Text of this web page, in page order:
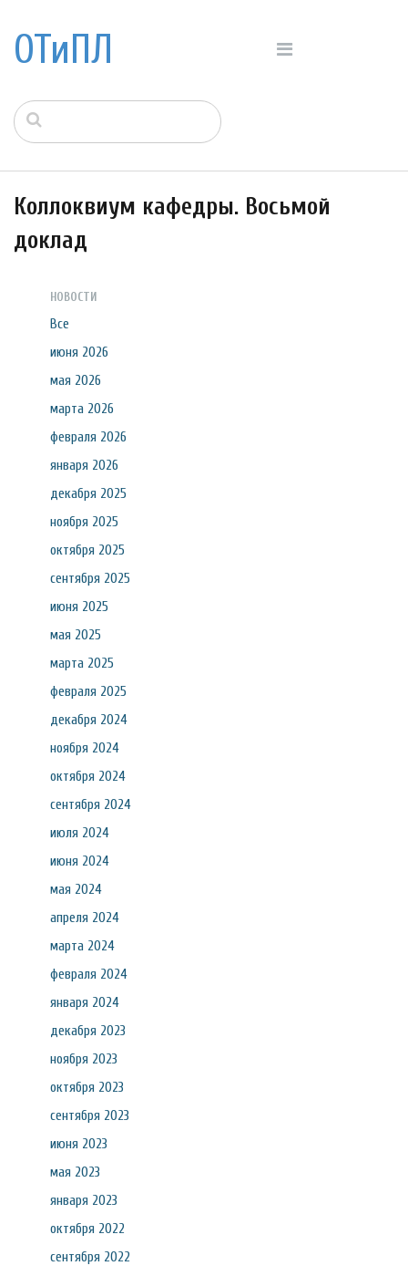
ОТиПЛ
Коллоквиум кафедры. Восьмой
доклад
НОВОСТИ
Все
июня 2026
мая 2026
марта 2026
февраля 2026
января 2026
декабря 2025
ноября 2025
октября 2025
сентября 2025
июня 2025
мая 2025
марта 2025
февраля 2025
декабря 2024
ноября 2024
октября 2024
сентября 2024
июля 2024
июня 2024
мая 2024
апреля 2024
марта 2024
февраля 2024
января 2024
декабря 2023
ноября 2023
октября 2023
сентября 2023
июня 2023
мая 2023
января 2023
октября 2022
сентября 2022